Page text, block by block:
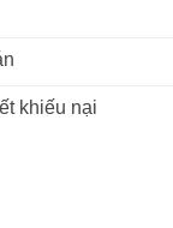
khiếu nại